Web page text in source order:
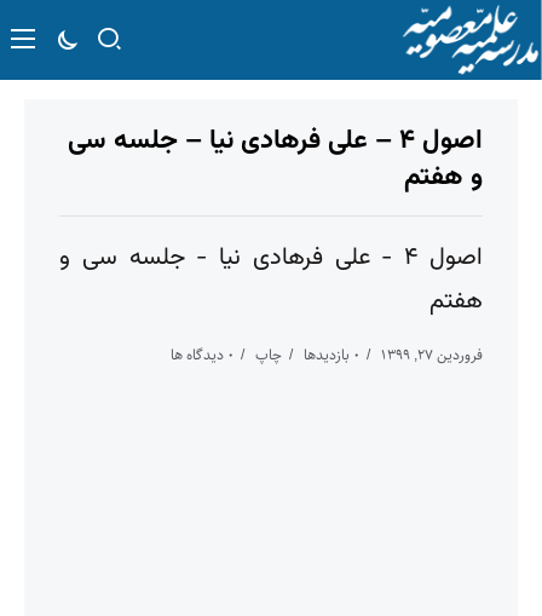
اصول ۴ – علی فرهادی نیا – جلسه سی
و هفتم
اصول ۴ - علی فرهادی نیا - جلسه سی و
هفتم
فروردین ۲۷, ۱۳۹۹ ۰ بازدیدها چاپ ۰ دیدگاه ها